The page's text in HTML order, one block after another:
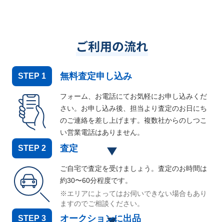
ご利用の流れ
STEP 1 無料査定申し込み
フォーム、お電話にてお気軽にお申し込みくだ
さい。お申し込み後、担当より査定のお日にち
のご連絡を差し上げます。複数社からのしつこ
い営業電話はありません。
STEP 2 査定
ご自宅で査定を受けましょう。査定のお時間は
約30〜60分程度です。
※エリアによってはお伺いできない場合もあり
ますのでご相談ください。
STEP 3 オークションに出品